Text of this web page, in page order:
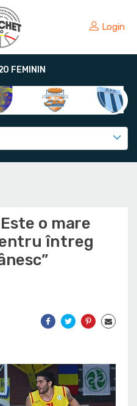
Login
FEMININ
o mare
întreg